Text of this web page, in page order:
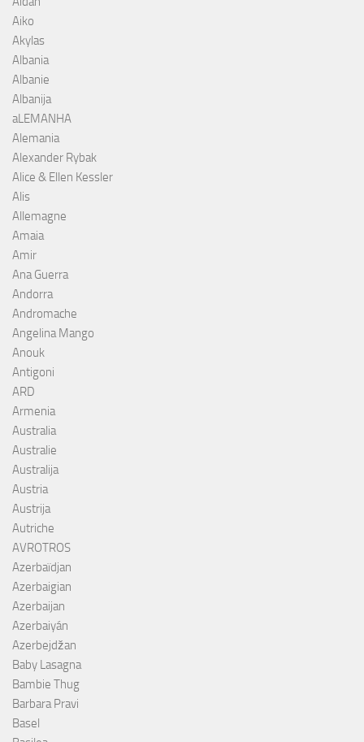
Aiko
Akylas
Albania
Albanie
Albanija
aLEMANHA
Alemania
Alexander Rybak
Alice & Ellen Kessler
Alis
Allemagne
Amaia
Amir
Ana Guerra
Andorra
Andromache
Angelina Mango
Anouk
Antigoni
ARD
Armenia
Australia
Australie
Australija
Austria
Austrija
Autriche
AVROTROS
Azerbaïdjan
Azerbaigian
Azerbaijan
Azerbaiyán
Azerbejdžan
Baby Lasagna
Bambie Thug
Barbara Pravi
Basel